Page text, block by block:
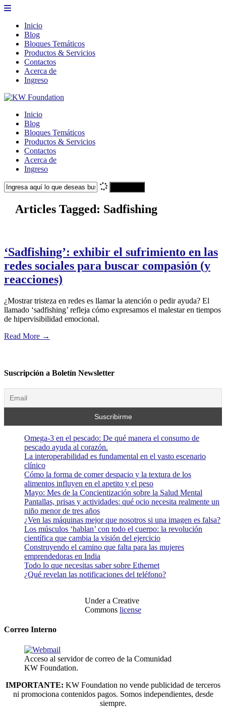
Inicio
Blog
Bloques Temáticos
Productos & Servicios
Contactos
Acerca de
Ingreso
Inicio
Blog
Bloques Temáticos
Productos & Servicios
Contactos
Acerca de
Ingreso
Articles Tagged: Sadfishing
‘Sadfishing’: exhibir el sufrimiento en las
redes sociales para buscar compasión (y
reacciones)
¿Mostrar tristeza en redes es llamar la atención o pedir ayuda? El
llamado ‘sadfishing’ refleja cómo expresamos el malestar en tiempos
de hipervisibilidad emocional.
Read More →
Suscripción a Boletín Newsletter
Omega-3 en el pescado: De qué manera el consumo de
pescado ayuda al corazón.
La interoperabilidad es fundamental en el vasto escenario
clínico
Cómo la forma de comer despacio y la textura de los
alimentos influyen en el apetito y el peso
Mayo: Mes de la Concientización sobre la Salud Mental
Pantallas, prisas y actividades: qué ocio necesita realmente un
niño menor de tres años
¿Ven las máquinas mejor que nosotros si una imagen es falsa?
Los músculos ‘hablan’ con todo el cuerpo: la revolución
científica que cambia la visión del ejercicio
Construyendo el camino que falta para las mujeres
emprendedoras en India
Todo lo que necesitas saber sobre Ethernet
¿Qué revelan las notificaciones del teléfono?
Under a Creative
Commons license
Correo Interno
Acceso al servidor de correo de la Comunidad
KW Foundation.
IMPORTANTE: KW Foundation no vende publicidad de terceros
ni promociona contenidos pagos. Somos independientes, desde
siempre.